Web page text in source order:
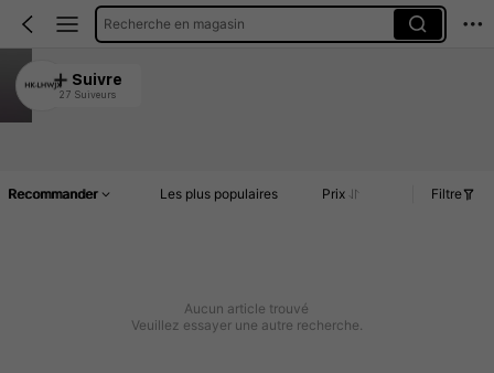
Recherche en magasin
HK-LHWJX
4.78
Suivre
27 Suiveurs
Recommander Les plus populaires Prix Filtre
Aucun article trouvé
Veuillez essayer une autre recherche.